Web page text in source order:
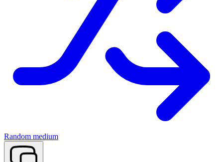
Random medium